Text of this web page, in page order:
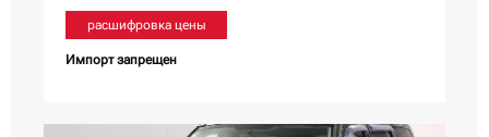
расшифровка цены
Импорт запрещен